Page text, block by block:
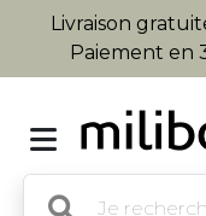
Livraison
Paiement en